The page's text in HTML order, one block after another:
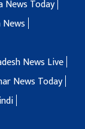
News Today
News Live
News Today